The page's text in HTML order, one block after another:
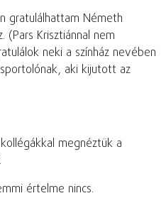
gratulálhattam Németh
(Pars Krisztiánnal nem
neki a színház nevében
aki kijutott az
megnéztük a
értelme nincs.